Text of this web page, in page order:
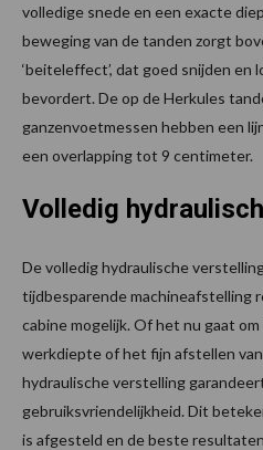
volledige snede en een exacte
beweging van de tanden zorgt
‘beiteleffect’, dat goed snijden en
bevordert. De op de Herkules
ganzenvoetmessen hebben een
een overlapping tot 9 centimeter.
Volledig
De volledig hydraulische
tijdbesparende machineafstelling
cabine mogelijk. Of het nu gaat
werkdiepte of het fijn afstellen
hydraulische verstelling
gebruiksvriendelijkheid. Dit
is afgesteld en de beste